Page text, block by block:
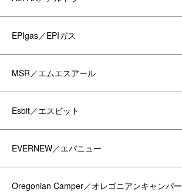
EPIgas／EPIガス
MSR／エムエスアール
Esbit／エスビット
EVERNEW／エバニュー
Oregonian Camper／オレゴニアンキャンパー